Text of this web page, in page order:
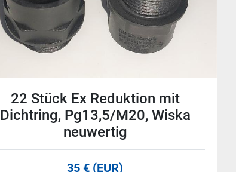
22 Stück Ex Reduktion mit
Dichtring, Pg13,5/M20, Wiska
neuwertig
35 € (EUR)